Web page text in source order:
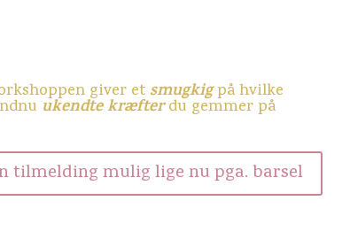
giver et smugkigpå hvilke
ukendte kræfterdu gemmer på
tilmelding mulig lige nu pga. barsel